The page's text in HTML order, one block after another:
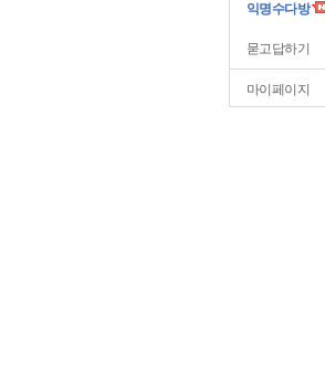
익명수다방
묻고답하기
마이페이지